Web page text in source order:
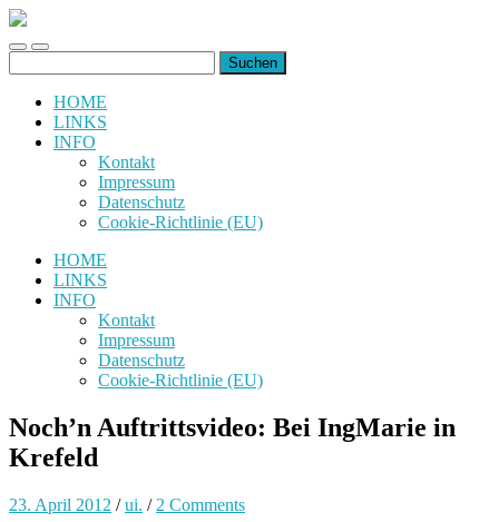
uiuiuiuiuiuiui.de
Toggle
mobile
Toggle
search
nach:
HOME
LINKS
INFO
Kontakt
Impressum
Datenschutz
Cookie-Richtlinie (EU)
HOME
LINKS
INFO
Kontakt
Impressum
Datenschutz
Cookie-Richtlinie (EU)
Noch’n Auftrittsvideo: Bei IngMarie in
Krefeld
23. April 2012 /ui. / 2 Comments